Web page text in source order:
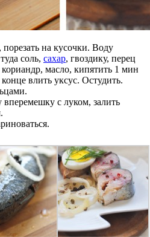
на кусочки. Воду
соль, сахар, гвоздику, перец
масло, кипятить 1 мин
влить уксус. Остудить.
с луком, залить